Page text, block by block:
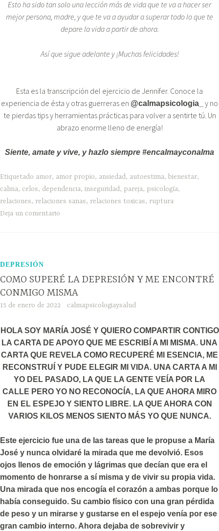
Esto ha sido tan solo una lección más de vida que te va a hacer ser
mejor persona, madre, y que te va a ayudar a superar todo lo que te
depare la vida a partir de ahora.
Así que sigue adelante y ¡Muchas felicidades!
Esta es la transcripción del ejercicio de Jennifer. Conoce la
experiencia de ésta y otras guerreras en @calmapsicologia_
y no
te pierdas tips y herramientas prácticas para volver a sentirte tú. Un
abrazo enorme lleno de energía!
Siente, amate y vive, y hazlo siempre #encalmayconalma
Etiquetado amor, amor propio, ansiedad, autoestima, bienestar,
calma, celos, dependencia, inseguridad, pareja, psicología,
relaciones, relaciones sanas, relaciones toxicas, ruptura
Deja un comentario
DEPRESIÓN
COMO SUPERÉ LA DEPRESIÓN Y ME ENCONTRÉ
CONMIGO MISMA
15 de enero de 2022 calmapsicologiaysalud
HOLA SOY MARÍA JOSÉ Y QUIERO COMPARTIR CONTIGO
LA CARTA DE APOYO QUE ME ESCRIBÍ A MI MISMA. UNA
CARTA QUE REVELA COMO RECUPERÉ MI ESENCIA, ME
RECONSTRUÍ Y PUDE ELEGIR MI VIDA. UNA CARTA A MI
YO DEL PASADO, LA QUE LA GENTE VEÍA POR LA
CALLE PERO YO NO RECONOCÍA, LA QUE AHORA MIRO
EN EL ESPEJO Y SIENTO LIBRE. LA QUE AHORA CON
VARIOS KILOS MENOS SIENTO MÁS YO QUE NUNCA.
Este ejercicio fue una de las tareas que le propuse a María
José y nunca olvidaré la mirada que me devolvió. Esos
ojos llenos de emoción y lágrimas que decían que era el
momento de honrarse a sí misma y de vivir su propia vida.
Una mirada que nos encogía el corazón a ambas porque lo
había conseguido. Su cambio físico con una gran pérdida
de peso y un mirarse y gustarse en el espejo venía por ese
gran cambio interno. Ahora dejaba de sobrevivir y